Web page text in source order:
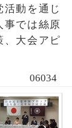
動を通じ
事では絲原
、大会アピ
06034